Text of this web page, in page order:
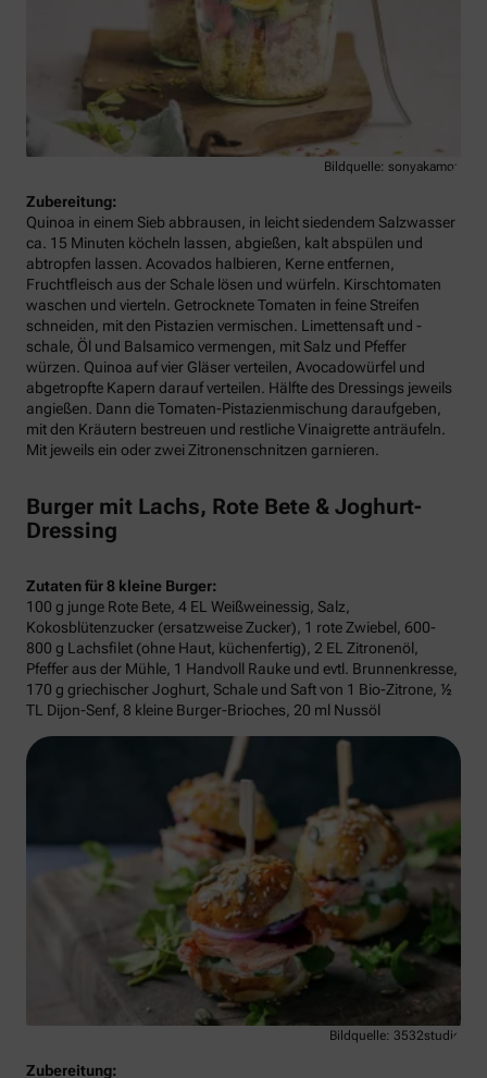
Bildquelle: sonyakamoz
Zubereitung:
Quinoa in einem Sieb abbrausen, in leicht siedendem Salzwasser
ca. 15 Minuten köcheln lassen, abgießen, kalt abspülen und
abtropfen lassen. Acovados halbieren, Kerne entfernen,
Fruchtfleisch aus der Schale lösen und würfeln. Kirschtomaten
waschen und vierteln. Getrocknete Tomaten in feine Streifen
schneiden, mit den Pistazien vermischen. Limettensaft und -
schale, Öl und Balsamico vermengen, mit Salz und Pfeffer
würzen. Quinoa auf vier Gläser verteilen, Avocadowürfel und
abgetropfte Kapern darauf verteilen. Hälfte des Dressings jeweils
angießen. Dann die Tomaten-Pistazienmischung daraufgeben,
mit den Kräutern bestreuen und restliche Vinaigrette anträufeln.
Mit jeweils ein oder zwei Zitronenschnitzen garnieren.
Burger mit Lachs, Rote Bete & Joghurt-
Dressing
Zutaten für 8 kleine Burger:
100 g junge Rote Bete, 4 EL Weißweinessig, Salz,
Kokosblütenzucker (ersatzweise Zucker), 1 rote Zwiebel, 600-
800 g Lachsfilet (ohne Haut, küchenfertig), 2 EL Zitronenöl,
Pfeffer aus der Mühle, 1 Handvoll Rauke und evtl. Brunnenkresse,
170 g griechischer Joghurt, Schale und Saft von 1 Bio-Zitrone, ½
TL Dijon-Senf, 8 kleine Burger-Brioches, 20 ml Nussöl
Bildquelle: 3532studio
Zubereitung: